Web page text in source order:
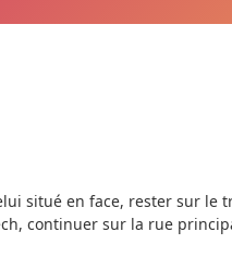
situé en face, rester sur le
continuer sur la rue